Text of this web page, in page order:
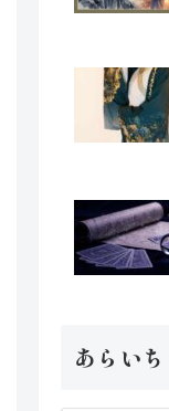
あらい